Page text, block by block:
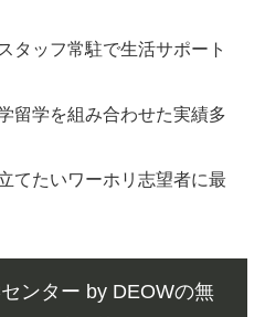
タッフ常駐で生活サポート
留学を組み合わせた実績多
てたいワーホリ志望者に最
ンター by DEOWの無